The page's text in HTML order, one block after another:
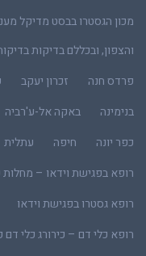
מכון הגסטרו בבסט מדיקל
והצפון, ובכללם בדיקות
פרדס חנה
זכרון יעקב
בנימינה
באקה אל-ע'רביה
כפר יונה
חיפה עתלית
רופא בפגישת וידאו – מחלות
רופא גסטרו בפגישת וידאו
רופא כלי דם – כירורג כלי דם